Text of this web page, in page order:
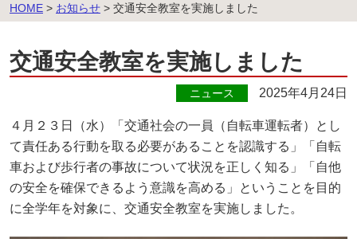
こ
の
ー
ジ
置:
HOME > お知らせ > 交通安全教室を実施しました
交通安全教室を実施しました
ニュース 2025年4月24日
４月２３日（水）「交通社会の一員（自転車運転者）とし
て責任ある行動を取る必要があることを認識する」「自転
車および歩行者の事故について状況を正しく知る」「自他
の安全を確保できるよう意識を高める」ということを目的
に全学年を対象に、交通安全教室を実施しました。